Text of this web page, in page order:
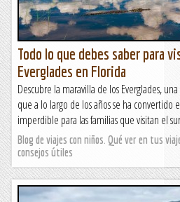
Todo lo que debes saber para
Everglades en Florida
Descubre la maravilla de los Everglades,
que a lo largo de los años se ha convertido
imperdible para las familias que visitan el
Blog de viajes con niños. Qué ver en tus
consejos útiles